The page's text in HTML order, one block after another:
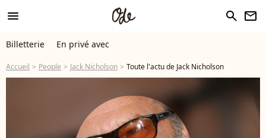
menu search newsletter
Billetterie En privé avec
Accueil People Jack Nicholson Toute l'actu de Jack Nicholson